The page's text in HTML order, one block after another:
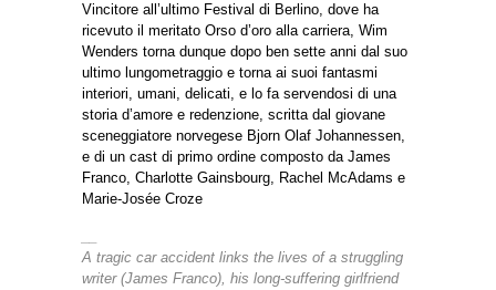
Vincitore all’ultimo Festival di Berlino, dove ha
ricevuto il meritato Orso d’oro alla carriera, Wim
Wenders torna dunque dopo ben sette anni dal suo
ultimo lungometraggio e torna ai suoi fantasmi
interiori, umani, delicati, e lo fa servendosi di una
storia d’amore e redenzione, scritta dal giovane
sceneggiatore norvegese Bjorn Olaf Johannessen,
e di un cast di primo ordine composto da James
Franco, Charlotte Gainsbourg, Rachel McAdams e
Marie-Josée Croze
A tragic car accident links the lives of a struggling
writer (James Franco), his long-suffering girlfriend